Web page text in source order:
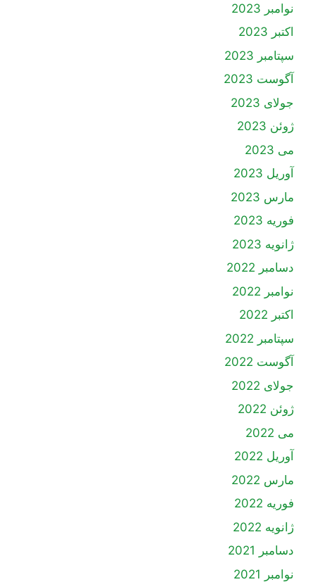
نوامبر 2023
اکتبر 2023
سپتامبر 2023
آگوست 2023
جولای 2023
ژوئن 2023
می 2023
آوریل 2023
مارس 2023
فوریه 2023
ژانویه 2023
دسامبر 2022
نوامبر 2022
اکتبر 2022
سپتامبر 2022
آگوست 2022
جولای 2022
ژوئن 2022
می 2022
آوریل 2022
مارس 2022
فوریه 2022
ژانویه 2022
دسامبر 2021
نوامبر 2021